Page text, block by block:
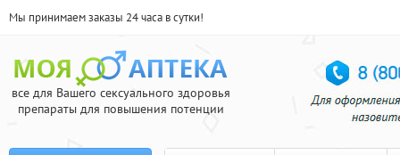
Мы принимаем заказы 24 часа в сутки!
все для Вашего сексуального здоровья
препараты для повышения потенции